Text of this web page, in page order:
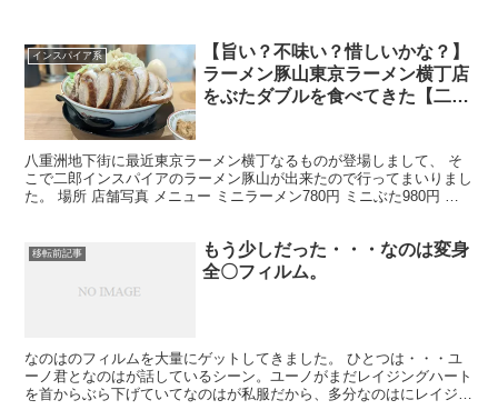
インスパイア系
【旨い？不味い？惜しいかな？】
ラーメン豚山東京ラーメン横丁店
をぶたダブルを食べてきた【二郎
八重洲地下街に最近東京ラーメン横丁なるものが登場しまして、 そ
こで二郎インスパイアのラーメン豚山が出来たので行ってまいりまし
た。 場所 店舗写真 メニュー ミニラーメン780円 ミニぶた980円 ミ
移転前記事
もう少しだった・・・なのは変身
全〇フィルム。
なのはのフィルムを大量にゲットしてきました。 ひとつは・・・ユ
ーノ君となのはが話しているシーン。ユーノがまだレイジングハート
を首からぶら下げていてなのはが私服だから、多分なのはにレイジン